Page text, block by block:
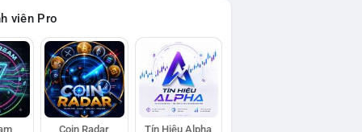
viên Pro
Coin Radar Tín Hiệu Alpha